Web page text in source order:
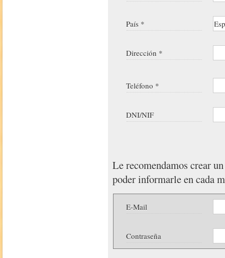
País *
Dirección *
Teléfono *
DNI/NIF
Le recomendamos crear
poder informarle en cada
E-Mail
Contraseña